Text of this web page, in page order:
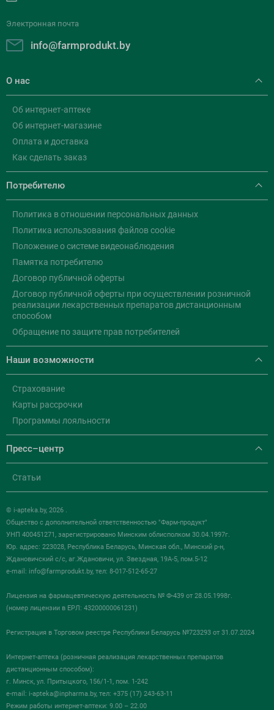
Электронная почта
info@farmprodukt.by
О нас
Об интернет-аптеке
Об интернет-магазине
Оплата и доставка
Как сделать заказ
Потребителю
Политика в отношении персональных данных
Политика использования файлов cookie
Положение о системе видеонаблюдения
Памятка потребителю
Договор публичной оферты
Договор публичной оферты при осуществлении розничной
реализации лекарственных препаратов дистанционным
способом
Обращение по защите прав потребителей
Наши возможности
Страхование
Карты рассрочки
Программы лояльности
Пресс–центр
Статьи
© i-apteka.by, 2026 .
Общество с дополнительной ответственностью "Фарм-продукт"
УНП 400451271, зарегистрировано Минским облисполком 30.04.1997г.
Юр. адрес: 223028, Республика Беларусь, Минская обл., Минский р-н,
Ждановичский с/с, аг.Ждановичи, ул. Звездная, 19А-5, пом.5-12
e-mail: info@farmprodukt.by, тел: 8-017-512-65-27
Лицензия на фармацевтическую деятельность № Ф-439 от 28.05.1998г.
(номер лицензии в ЕРЛ: 43200000061231)
Регистрация в Торговом реестре Республики Беларусь №723293 от 31.07.2024
Интернет-аптека (розничная реализация лекарственных препаратов
дистанционным способом):
г. Минск, ул. Притыцкого, 156/1-1, пом. 1-242
e-mail: i-apteka@inpharma.by, тел: +375 (17) 243-63-11
Режим работы интернет-аптеки: 9.00 – 22.00